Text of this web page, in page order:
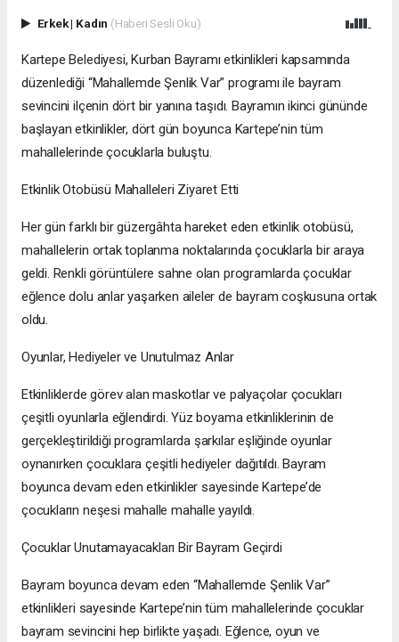
Erkek| Kadın (Haberi Sesli Oku)
Kartepe Belediyesi, Kurban Bayramı etkinlikleri kapsamında
düzenlediği “Mahallemde Şenlik Var” programı ile bayram
sevincini ilçenin dört bir yanına taşıdı. Bayramın ikinci gününde
başlayan etkinlikler, dört gün boyunca Kartepe’nin tüm
mahallelerinde çocuklarla buluştu.
Etkinlik Otobüsü Mahalleleri Ziyaret Etti
Her gün farklı bir güzergâhta hareket eden etkinlik otobüsü,
mahallelerin ortak toplanma noktalarında çocuklarla bir araya
geldi. Renkli görüntülere sahne olan programlarda çocuklar
eğlence dolu anlar yaşarken aileler de bayram coşkusuna ortak
oldu.
Oyunlar, Hediyeler ve Unutulmaz Anlar
Etkinliklerde görev alan maskotlar ve palyaçolar çocukları
çeşitli oyunlarla eğlendirdi. Yüz boyama etkinliklerinin de
gerçekleştirildiği programlarda şarkılar eşliğinde oyunlar
oynanırken çocuklara çeşitli hediyeler dağıtıldı. Bayram
boyunca devam eden etkinlikler sayesinde Kartepe’de
çocukların neşesi mahalle mahalle yayıldı.
Çocuklar Unutamayacakları Bir Bayram Geçirdi
Bayram boyunca devam eden “Mahallemde Şenlik Var”
etkinlikleri sayesinde Kartepe’nin tüm mahallelerinde çocuklar
bayram sevincini hep birlikte yaşadı. Eğlence, oyun ve